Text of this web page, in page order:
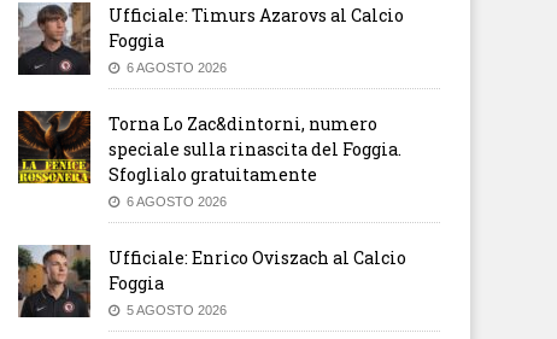
Ufficiale: Timurs Azarovs al Calcio
Foggia
6 AGOSTO 2026
Torna Lo Zac&dintorni, numero
speciale sulla rinascita del Foggia.
Sfoglialo gratuitamente
6 AGOSTO 2026
Ufficiale: Enrico Oviszach al Calcio
Foggia
5 AGOSTO 2026